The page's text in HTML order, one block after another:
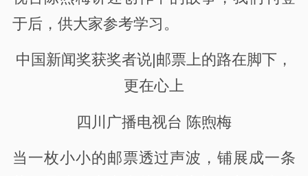
于后，供大家参考学习。
中国新闻奖获奖者说|邮票上的路在脚下，
更在心上
四川广播电视台 陈煦梅
当一枚小小的邮票透过声波，铺展成一条